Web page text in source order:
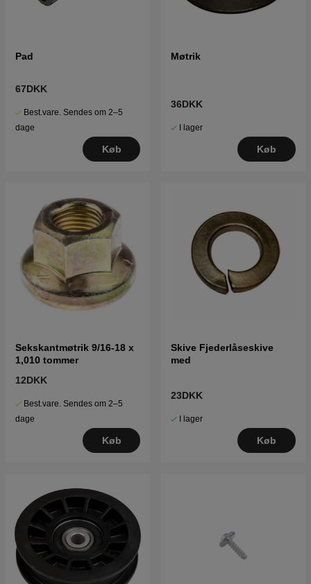
Pad
67DKK
Best.vare. Sendes om 2–5
dage
Køb
Møtrik
36DKK
I lager
Køb
Sekskantmøtrik 9/16-18 x
1,010 tommer
12DKK
Best.vare. Sendes om 2–5
dage
Køb
Skive Fjederlåseskive
med
23DKK
I lager
Køb